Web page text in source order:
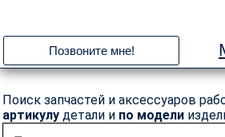
содержимому
Позвоните мне!
Поиск запчастей и аксессуаров
артикулу детали и по модели
Искать: